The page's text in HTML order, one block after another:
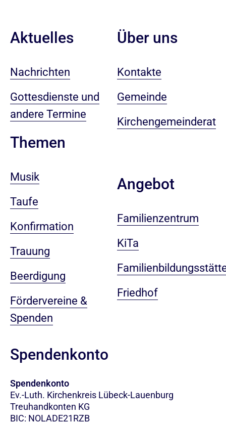
Aktuelles
Nachrichten
Gottesdienste und
andere Termine
Themen
Musik
Taufe
Konfirmation
Trauung
Beerdigung
Fördervereine &
Spenden
Über uns
Kontakte
Gemeinde
Kirchengemeinderat
Angebot
Familienzentrum
KiTa
Friedhof
Spendenkonto
Spendenkonto
Ev.-Luth. Kirchenkreis Lübeck-Lauenburg
Treuhandkonten KG
BIC: NOLADE21RZB